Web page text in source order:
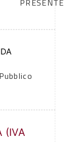
PRESENTE
(IVA